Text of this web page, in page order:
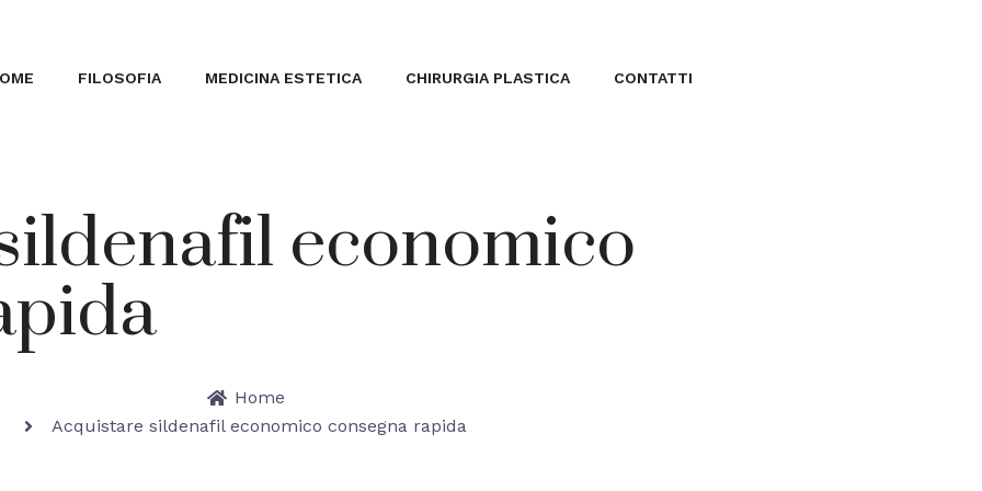
FILOSOFIA MEDICINA ESTETICA CHIRURGIA PLASTICA CONTATTI
economico
Home
Acquistare sildenafil economico consegna rapida